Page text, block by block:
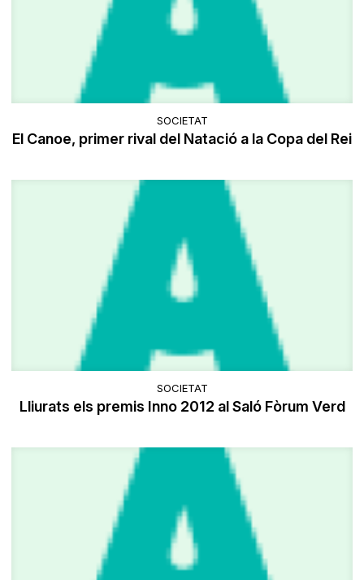
SOCIETAT
El Canoe, primer rival del Natació a la Copa del Rei
SOCIETAT
Lliurats els premis Inno 2012 al Saló Fòrum Verd